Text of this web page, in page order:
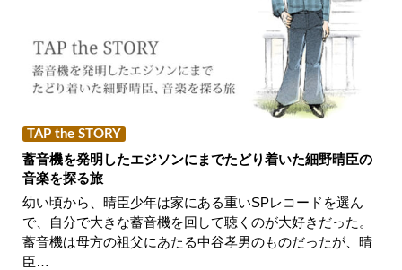
TAP the STORY
蓄音機を発明したエジソンにまでたどり着いた細野晴臣の
音楽を探る旅
幼い頃から、晴臣少年は家にある重いSPレコードを選ん
で、自分で大きな蓄音機を回して聴くのが大好きだった。
蓄音機は母方の祖父にあたる中谷孝男のものだったが、晴
臣…